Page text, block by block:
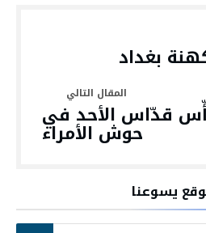
بغداد
قدّاس الأحد في
حوش الأمراء
يسوعنا